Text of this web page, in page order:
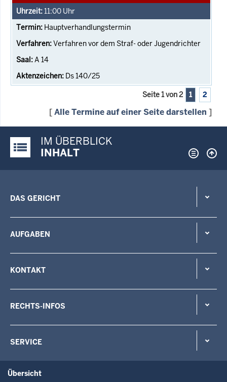
11:00 Uhr
Hauptverhandlungstermin
Verfahren vor dem Straf- oder Jugendrichter
A 14
Ds 140/25
Seite 1 von 2 1 2
[Alle Termine auf einer Seite darstellen ]
Justiz-Portal im Überblick:
IM ÜBERBLICK
INHALT
DAS GERICHT
AUFGABEN
KONTAKT
RECHTS-INFOS
SERVICE
Übersicht